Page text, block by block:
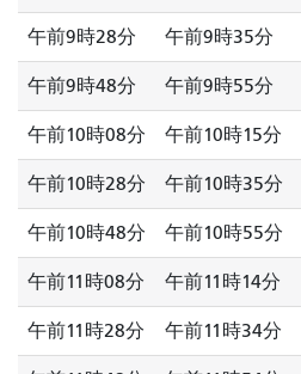
午前9時28分 午前9時35分
午前9時48分 午前9時55分
午前10時08分 午前10時15分
午前10時28分 午前10時35分
午前10時48分 午前10時55分
午前11時08分 午前11時14分
午前11時28分 午前11時34分